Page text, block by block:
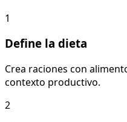
1
Define la dieta
Crea raciones con
contexto productivo.
2